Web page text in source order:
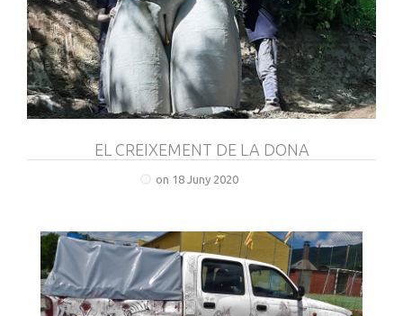
EL CREIXEMENT DE LA DONA
on 18 Juny 2020